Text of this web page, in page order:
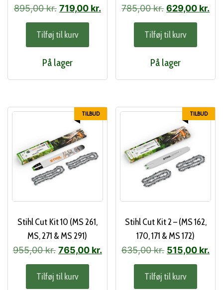
895,00kr. Den
oprindelige
pris
var:
895,00 kr..
719,00 kr.Den
Tilføj til kurv
På lager
785,00kr. Den
oprindelige
pris
var:
785,00 kr..
629,00 kr.
Tilføj til kurv
På lager
TILBUD
Stihl Cut Kit 10 (MS 261,
MS, 271 & MS 291)
955,00kr. Den
oprindelige
pris
765,00 kr.Den
Tilføj til kurv
TILBUD
Stihl Cut Kit 2 – (MS 162,
170, 171 & MS 172)
635,00kr. Den
oprindelige
pris
515,00 kr.
Tilføj til kurv